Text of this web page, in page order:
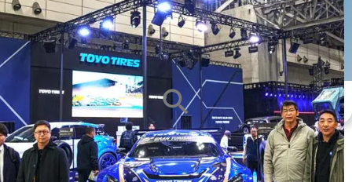
หน้ายาง
ALL
ซีรีส์ยาง
ALL
ขนาดกะทะล้อ
ALL
search
แกลเลอรี่